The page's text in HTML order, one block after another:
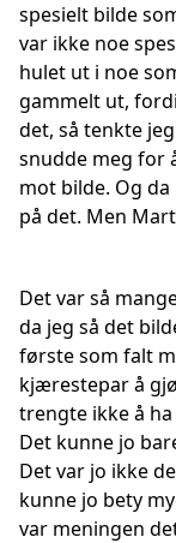
spesielt bilde
var ikke noe
hulet ut i noe
gammelt ut,
det, så tenkte
snudde meg for
mot bilde. Og
på det. Men
Det var så
da jeg så det
første som falt
kjærestepar å
trengte ikke å
Det kunne jo
Det var jo ikke
kunne jo bety
var meningen